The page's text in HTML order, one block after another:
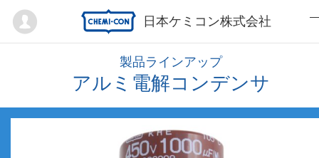
日本ケミコン株式会社
Mypage
製品ラインアップ
アルミ電解コンデンサ